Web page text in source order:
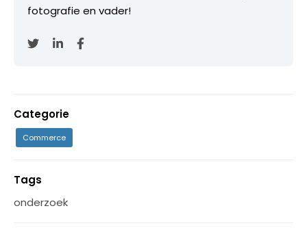
fotografie en vader!
Categorie
Commerce
Tags
onderzoek